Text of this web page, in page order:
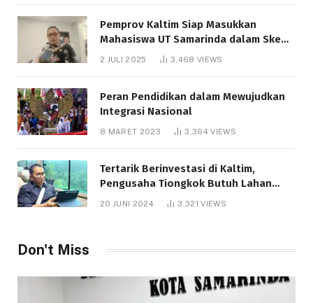
Pemprov Kaltim Siap Masukkan
Mahasiswa UT Samarinda dalam Skema
Bantuan Pendidikan Gratispol
2 JULI 2025 3,468 VIEWS
Peran Pendidikan dalam Mewujudkan
Integrasi Nasional
8 MARET 2023 3,364VIEWS
Tertarik Berinvestasi di Kaltim,
Pengusaha Tiongkok Butuh Lahan
1.000 Hektare
20 JUNI 2024 3,321VIEWS
Don't Miss